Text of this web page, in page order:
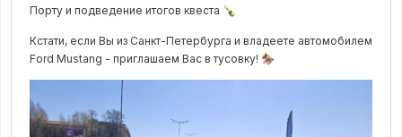
Порту и подведение итогов квеста 🍾
Кстати, если Вы из Санкт-Петербурга и владеете автомобилем
Ford Mustang - приглашаем Вас в тусовку! 🏇🏿